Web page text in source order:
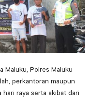
Maluku, Polres Maluku
perkantoran maupun
raya serta akibat dari